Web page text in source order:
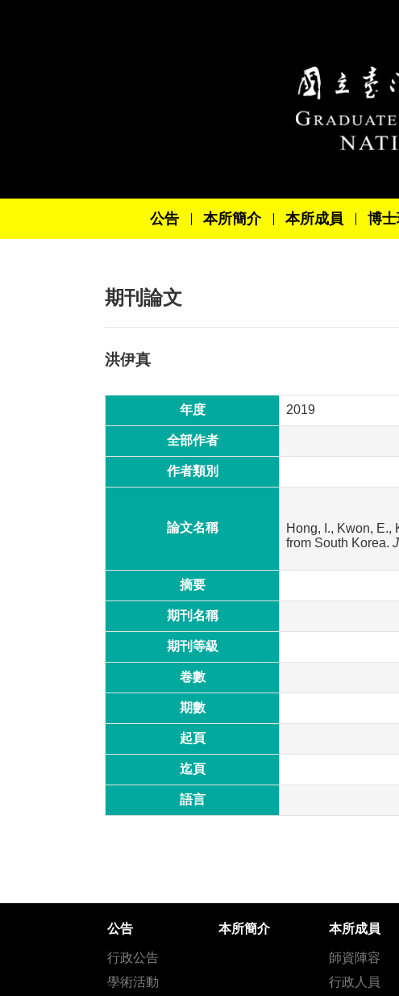
公告 本所簡介 本所成員 博
期刊論文
洪伊真
年度 2019
全部作者
作者類別
論文名稱
Hong, I., Kwon,
from South Korea.
摘要
期刊名稱
期刊等級
卷數
期數
起頁
迄頁
語言
公告
行政公告
學術活動
本所簡介 本所成員
師資陣容
行政人員